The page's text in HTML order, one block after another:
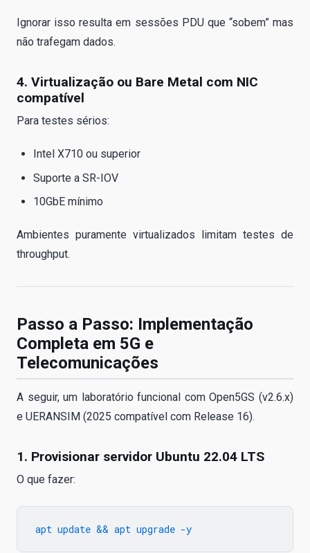
Ignorar isso resulta em sessões PDU que “sobem” mas
não trafegam dados.
4. Virtualização ou Bare Metal com NIC
compatível
Para testes sérios:
Intel X710 ou superior
Suporte a SR-IOV
10GbE mínimo
Ambientes puramente virtualizados limitam testes de
throughput.
Passo a Passo: Implementação
Completa em 5G e
Telecomunicações
A seguir, um laboratório funcional com Open5GS (v2.6.x)
e UERANSIM (2025 compatível com Release 16).
1. Provisionar servidor Ubuntu 22.04 LTS
O que fazer: